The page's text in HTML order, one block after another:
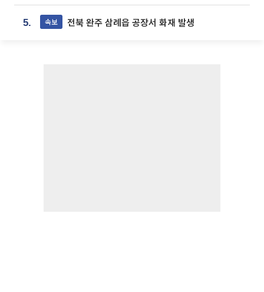
5. 속보 전북 완주 삼례읍 공장서 화재 발생